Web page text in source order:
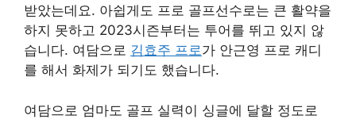
받았는데요. 아쉽게도 프로 골프선수로는 큰 활약을
하지 못하고 2023시즌부터는 투어를 뛰고 있지 않
습니다. 여담으로 김효주 프로가 안근영 프로 캐디
를 해서 화제가 되기도 했습니다.
여담으로 엄마도 골프 실력이 싱글에 달할 정도로